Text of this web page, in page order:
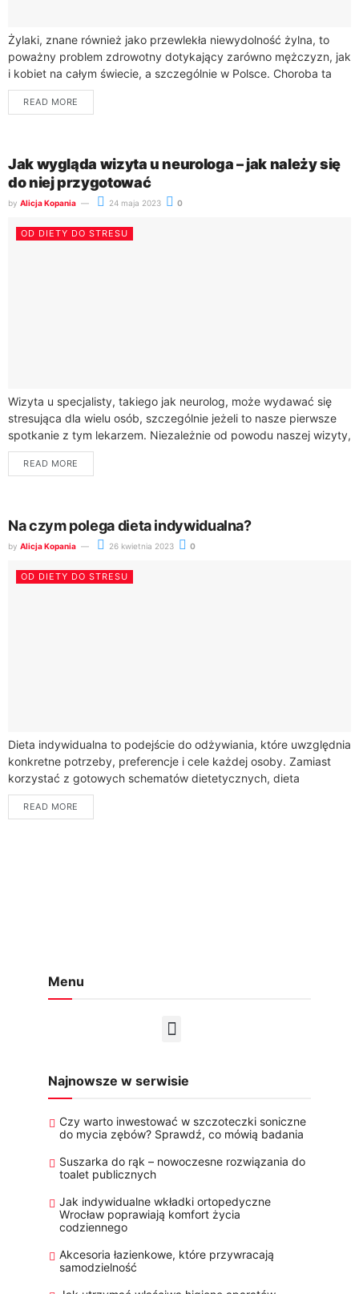
Żylaki, znane również jako przewlekła niewydolność żylna, to
poważny problem zdrowotny dotykający zarówno mężczyzn, jak
i kobiet na całym świecie, a szczególnie w Polsce. Choroba ta
charakteryzuje się poszerzeniem i...
READ MORE
Jak wygląda wizyta u neurologa – jak należy się
do niej przygotować
by Alicja Kopania 24 maja 2023 0
OD DIETY DO STRESU
Wizyta u specjalisty, takiego jak neurolog, może wydawać się
stresująca dla wielu osób, szczególnie jeżeli to nasze pierwsze
spotkanie z tym lekarzem. Niezależnie od powodu naszej wizyty,
dobrze jest wiedzieć,...
READ MORE
Na czym polega dieta indywidualna?
by Alicja Kopania 26 kwietnia 2023 0
OD DIETY DO STRESU
Dieta indywidualna to podejście do odżywiania, które uwzględnia
konkretne potrzeby, preferencje i cele każdej osoby. Zamiast
korzystać z gotowych schematów dietetycznych, dieta
indywidualna jest opracowywana na podstawie informacji na
temat...
READ MORE
Menu
Najnowsze w serwisie
Czy warto inwestować w szczoteczki soniczne
do mycia zębów? Sprawdź, co mówią badania
Suszarka do rąk – nowoczesne rozwiązania do
toalet publicznych
Jak indywidualne wkładki ortopedyczne
Wrocław poprawiają komfort życia
codziennego
Akcesoria łazienkowe, które przywracają
samodzielność